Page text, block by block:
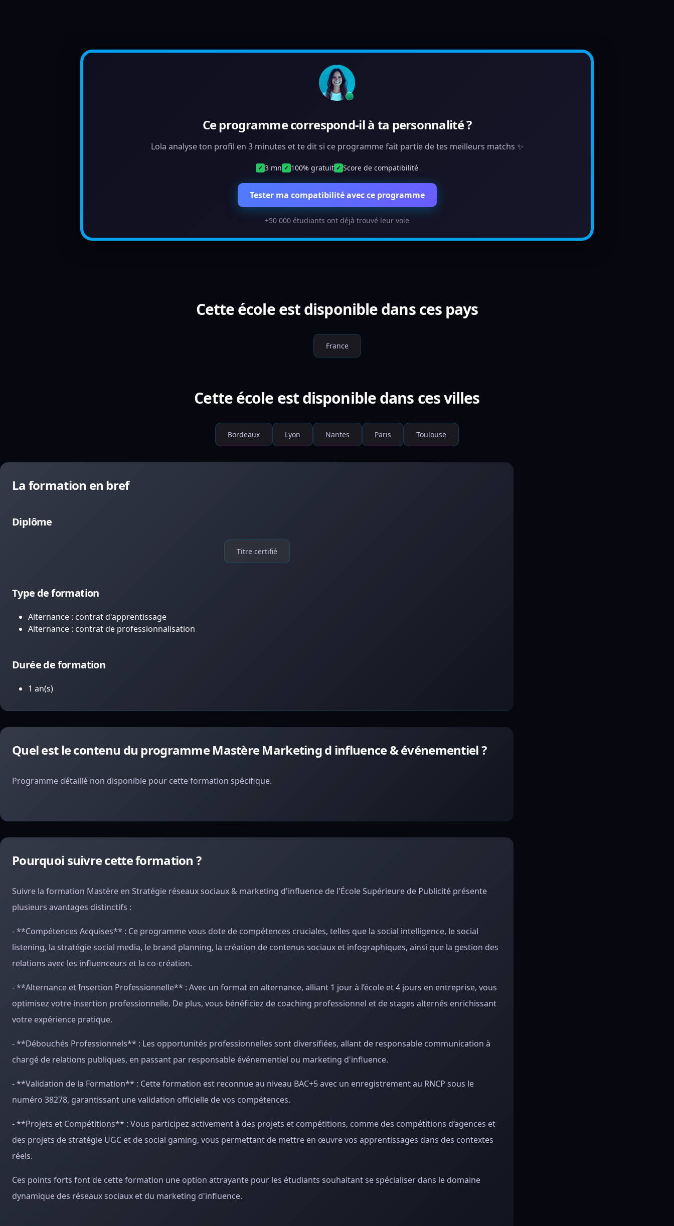
Ce programme correspond-il à ta personnalité ?
Lola analyse ton profil en 3 minutes et te dit si ce programme fait partie de tes meilleurs matchs ✨
✓ 3 mn ✓ 100% gratuit ✓ Score de compatibilité
Tester ma compatibilité avec ce programme
+50 000 étudiants ont déjà trouvé leur voie
Cette école est disponible dans ces pays
France
Cette école est disponible dans ces villes
Bordeaux Lyon Nantes Paris Toulouse
La formation en bref
Diplôme
Titre certifié
Type de formation
Alternance : contrat d'apprentissage
Alternance : contrat de professionnalisation
Durée de formation
1 an(s)
Quel est le contenu du programme Mastère Marketing d influence & événementiel ?
Programme détaillé non disponible pour cette formation spécifique.
Pourquoi suivre cette formation ?
Suivre la formation Mastère en Stratégie réseaux sociaux & marketing d'influence de l'École Supérieure de Publicité présente
plusieurs avantages distinctifs :
- **Compétences Acquises** : Ce programme vous dote de compétences cruciales, telles que la social intelligence, le social
listening, la stratégie social media, le brand planning, la création de contenus sociaux et infographiques, ainsi que la gestion des
relations avec les influenceurs et la co-création.
- **Alternance et Insertion Professionnelle** : Avec un format en alternance, alliant 1 jour à l’école et 4 jours en entreprise, vous
optimisez votre insertion professionnelle. De plus, vous bénéficiez de coaching professionnel et de stages alternés enrichissant
votre expérience pratique.
- **Débouchés Professionnels** : Les opportunités professionnelles sont diversifiées, allant de responsable communication à
chargé de relations publiques, en passant par responsable événementiel ou marketing d'influence.
- **Validation de la Formation** : Cette formation est reconnue au niveau BAC+5 avec un enregistrement au RNCP sous le
numéro 38278, garantissant une validation officielle de vos compétences.
- **Projets et Compétitions** : Vous participez activement à des projets et compétitions, comme des compétitions d’agences et
des projets de stratégie UGC et de social gaming, vous permettant de mettre en œuvre vos apprentissages dans des contextes
réels.
Ces points forts font de cette formation une option attrayante pour les étudiants souhaitant se spécialiser dans le domaine
dynamique des réseaux sociaux et du marketing d'influence.